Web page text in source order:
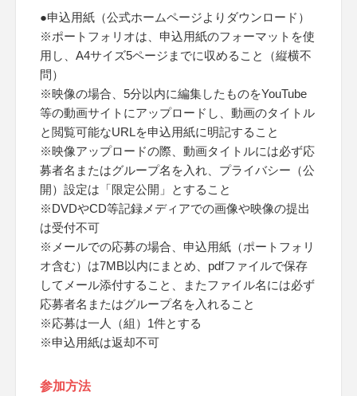
●申込用紙（公式ホームページよりダウンロード）
※ポートフォリオは、申込用紙のフォーマットを使
用し、A4サイズ5ページまでに収めること（縦横不
問）
※映像の場合、5分以内に編集したものをYouTube
等の動画サイトにアップロードし、動画のタイトル
と閲覧可能なURLを申込用紙に明記すること
※映像アップロードの際、動画タイトルには必ず応
募者名またはグループ名を入れ、プライバシー（公
開）設定は「限定公開」とすること
※DVDやCD等記録メディアでの画像や映像の提出
は受付不可
※メールでの応募の場合、申込用紙（ポートフォリ
オ含む）は7MB以内にまとめ、pdfファイルで保存
してメール添付すること、またファイル名には必ず
応募者名またはグループ名を入れること
※応募は一人（組）1件とする
※申込用紙は返却不可
参加方法